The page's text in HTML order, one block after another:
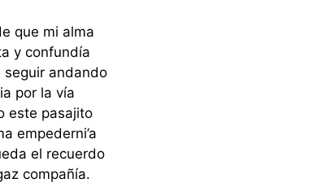
que mi alma
y confundía
seguir andando
por la vía
este pasajito
empederni’a
el recuerdo
compañía.